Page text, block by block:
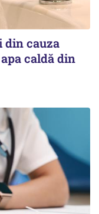
din cauza
caldă din